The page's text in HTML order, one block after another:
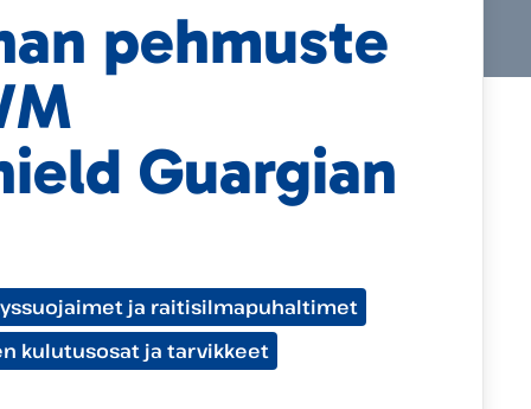
pehmuste
Guargian
ja raitisilmapuhaltimet
kulutusosat ja tarvikkeet